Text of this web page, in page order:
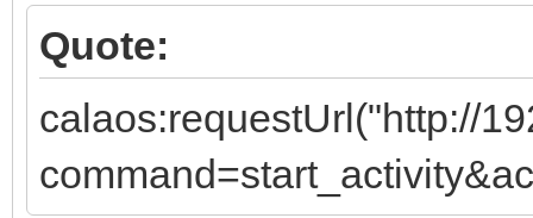
Quote:
calaos:requestUrl("http://